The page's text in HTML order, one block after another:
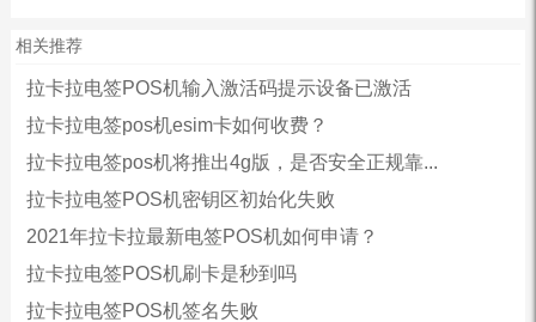
相关推荐
拉卡拉电签POS机输入激活码提示设备已激活
拉卡拉电签pos机esim卡如何收费？
拉卡拉电签pos机将推出4g版，是否安全正规靠...
拉卡拉电签POS机密钥区初始化失败
2021年拉卡拉最新电签POS机如何申请？
拉卡拉电签POS机刷卡是秒到吗
拉卡拉电签POS机签名失败